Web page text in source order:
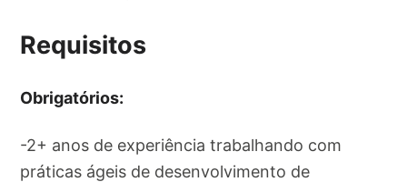
Requisitos
Obrigatórios:
-2+ anos de experiência trabalhando com
práticas ágeis de desenvolvimento de